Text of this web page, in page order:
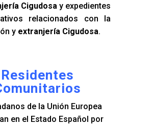
Cigudosa y expedientes
relacionados con la
y extranjería Cigudosa.
Residentes
de la Unión Europea
en el Estado Español por